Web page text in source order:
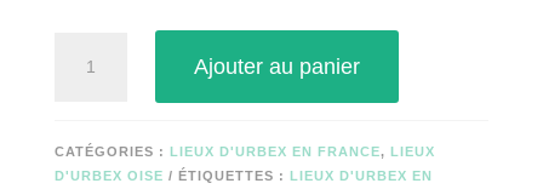
Dubois
Ajouter au panier
CATÉGORIES : LIEUX D'URBEX EN FRANCE, LIEUX
D'URBEX OISE
ÉTIQUETTES : LIEUX D'URBEX EN